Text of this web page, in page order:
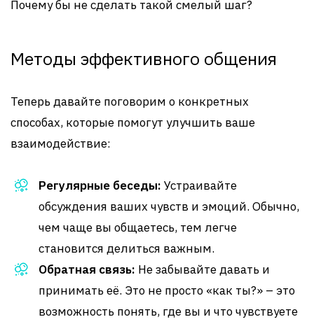
Почему бы не сделать такой смелый шаг?
Методы эффективного общения
Теперь давайте поговорим о конкретных
способах, которые помогут улучшить ваше
взаимодействие:
Регулярные беседы: Устраивайте
обсуждения ваших чувств и эмоций. Обычно,
чем чаще вы общаетесь, тем легче
становится делиться важным.
Обратная связь: Не забывайте давать и
принимать её. Это не просто «как ты?» – это
возможность понять, где вы и что чувствуете